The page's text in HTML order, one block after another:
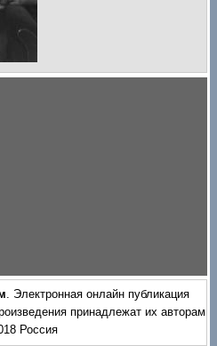
. Электронная онлайн публикация
принадлежат их авторам
Россия